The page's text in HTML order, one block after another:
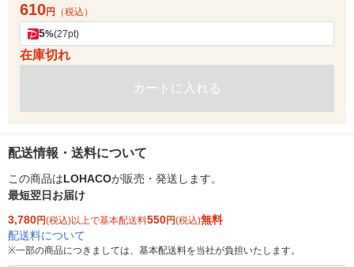
610円 （税込）
5%(27pt)
在庫切れ
カートに入れる
配送情報・送料について
この商品はLOHACOが販売・発送します。
最短翌日お届け
3,780円(税込)以上で基本配送料550円(税込)無料
配送料について
※一部の商品につきましては、基本配送料を当社が負担いたします。